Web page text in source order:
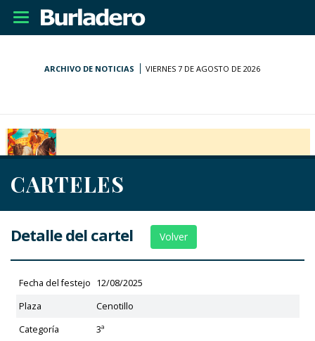
Desplegar
navegación
ARCHIVO DE NOTICIAS VIERNES 7 DE AGOSTO DE 2026
CARTELES
Detalle del cartel Volver
Fecha del festejo 12/08/2025
Plaza
Cenotillo
Categoría
3ª